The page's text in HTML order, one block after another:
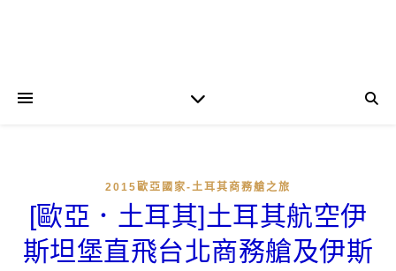
2015歐亞國家-土耳其商務艙之旅
[歐亞．土耳其]土耳其航空伊
斯坦堡直飛台北商務艙及伊斯